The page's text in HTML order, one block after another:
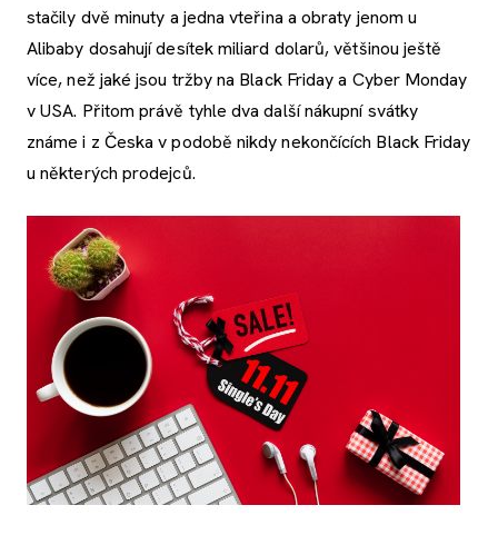
stačily dvě minuty a jedna vteřina a obraty jenom u
Alibaby dosahují desítek miliard dolarů, většinou ještě
více, než jaké jsou tržby na Black Friday a Cyber Monday
v USA. Přitom právě tyhle dva další nákupní svátky
známe i z Česka v podobě nikdy nekončících Black Friday
u některých prodejců.